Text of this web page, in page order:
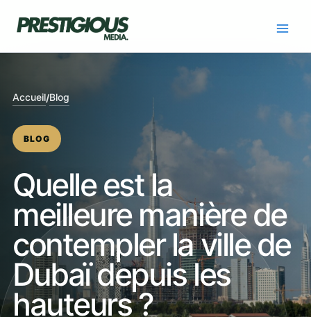
Accueil/Blog
BLOG
Quelle est la
meilleure manière de
contempler la ville de
Dubaï depuis les
hauteurs ?